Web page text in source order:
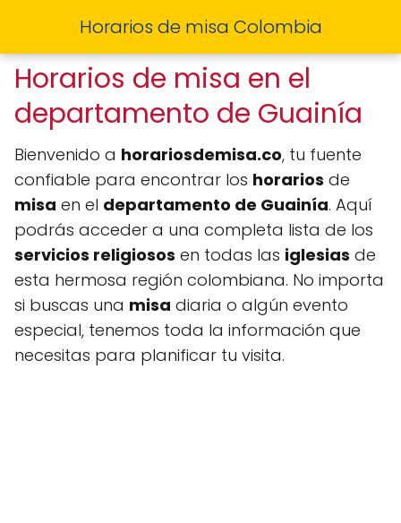
Horarios de misa Colombia
Horarios de misa en el
departamento de Guainía
Bienvenido a horariosdemisa.co, tu fuente
confiable para encontrar los horarios de
misa en el departamento de Guainía. Aquí
podrás acceder a una completa lista de los
servicios religiosos en todas las iglesias de
esta hermosa región colombiana. No importa
si buscas una misa diaria o algún evento
especial, tenemos toda la información que
necesitas para planificar tu visita.